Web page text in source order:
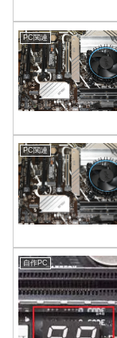
PC関連
PC関連
自作PC